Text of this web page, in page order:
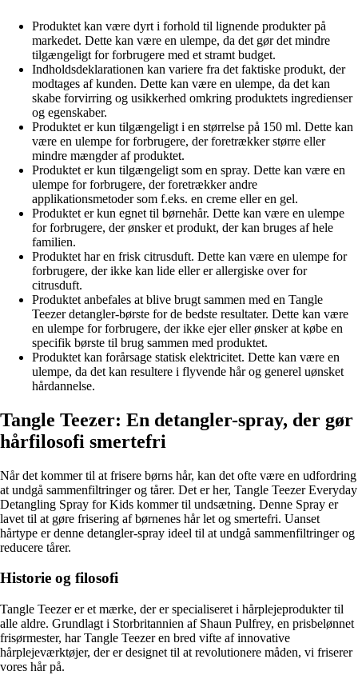
Produktet kan være dyrt i forhold til lignende produkter på
markedet. Dette kan være en ulempe, da det gør det mindre
tilgængeligt for forbrugere med et stramt budget.
Indholdsdeklarationen kan variere fra det faktiske produkt, der
modtages af kunden. Dette kan være en ulempe, da det kan
skabe forvirring og usikkerhed omkring produktets ingredienser
og egenskaber.
Produktet er kun tilgængeligt i en størrelse på 150 ml. Dette kan
være en ulempe for forbrugere, der foretrækker større eller
mindre mængder af produktet.
Produktet er kun tilgængeligt som en spray. Dette kan være en
ulempe for forbrugere, der foretrækker andre
applikationsmetoder som f.eks. en creme eller en gel.
Produktet er kun egnet til børnehår. Dette kan være en ulempe
for forbrugere, der ønsker et produkt, der kan bruges af hele
familien.
Produktet har en frisk citrusduft. Dette kan være en ulempe for
forbrugere, der ikke kan lide eller er allergiske over for
citrusduft.
Produktet anbefales at blive brugt sammen med en Tangle
Teezer detangler-børste for de bedste resultater. Dette kan være
en ulempe for forbrugere, der ikke ejer eller ønsker at købe en
specifik børste til brug sammen med produktet.
Produktet kan forårsage statisk elektricitet. Dette kan være en
ulempe, da det kan resultere i flyvende hår og generel uønsket
hårdannelse.
Tangle Teezer: En detangler-spray, der gør
hårfilosofi smertefri
Når det kommer til at frisere børns hår, kan det ofte være en udfordring
at undgå sammenfiltringer og tårer. Det er her, Tangle Teezer Everyday
Detangling Spray for Kids kommer til undsætning. Denne Spray er
lavet til at gøre frisering af børnenes hår let og smertefri. Uanset
hårtype er denne detangler-spray ideel til at undgå sammenfiltringer og
reducere tårer.
Historie og filosofi
Tangle Teezer er et mærke, der er specialiseret i hårplejeprodukter til
alle aldre. Grundlagt i Storbritannien af Shaun Pulfrey, en prisbelønnet
frisørmester, har Tangle Teezer en bred vifte af innovative
hårplejeværktøjer, der er designet til at revolutionere måden, vi friserer
vores hår på.